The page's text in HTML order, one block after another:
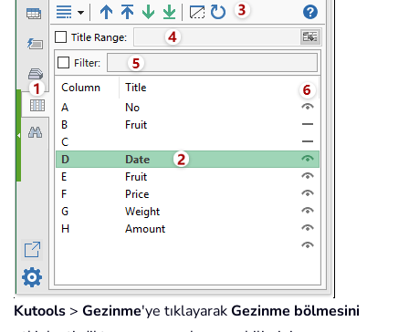
Kutools > Gezinme'ye tıklayarakGezinme bölmesini